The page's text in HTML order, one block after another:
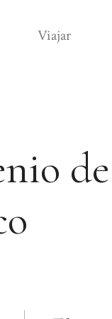
Viajar
de